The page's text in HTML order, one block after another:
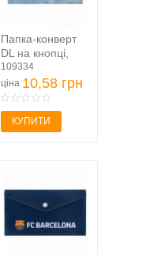
Папка-конверт
DL на кнопці,
GLADE
ARABESKI,
напівпрозора,...
109334
ціна 10,58 грн
КУПИТИ